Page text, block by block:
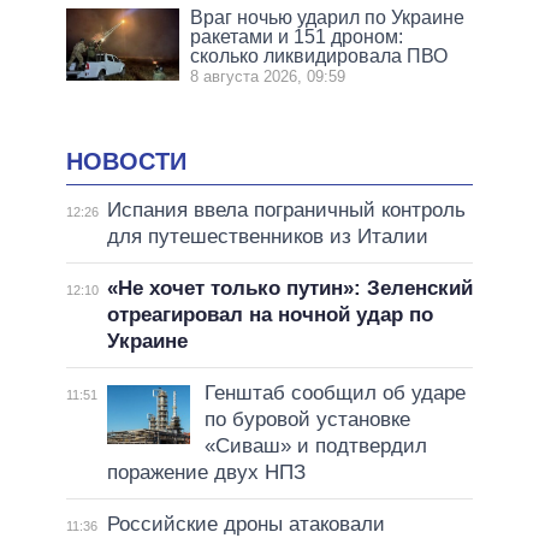
Враг ночью ударил по Украине
ракетами и 151 дроном:
сколько ликвидировала ПВО
8 августа 2026, 09:59
НОВОСТИ
12:26
Испания ввела пограничный контроль
для путешественников из Италии
12:10 «Не хочет только путин»: Зеленский
отреагировал на ночной удар по
Украине
11:51
Генштаб сообщил об ударе
по буровой установке
«Сиваш» и подтвердил
поражение двух НПЗ
11:36
Российские дроны атаковали